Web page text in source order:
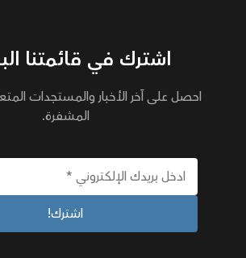
اشترك في قائمتنا
احصل على آخر الأخبار والمستجدات
المشفرة.